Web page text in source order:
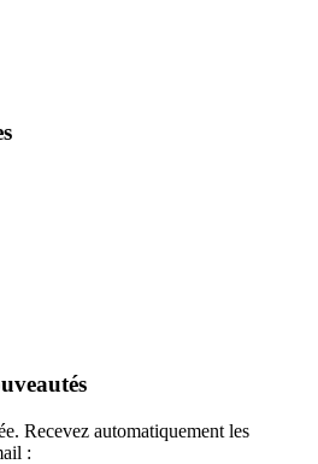
Recevez automatiquement les
: